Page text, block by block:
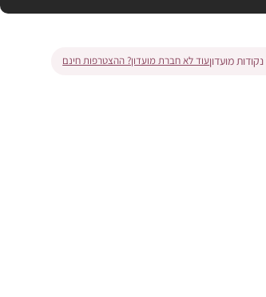
נקודות מועדוןעוד לא חברת מועדון? ההצטרפות חינם